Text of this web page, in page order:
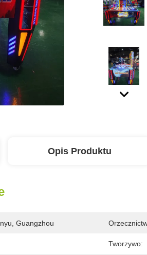
Opis Produktu
Guangzhou
Tworzywo: